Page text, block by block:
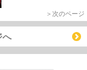
＞次のページ
へ